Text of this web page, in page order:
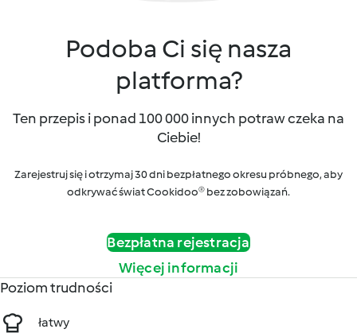
Podoba Ci się nasza
platforma?
Ten przepis i ponad 100 000 innych potraw czeka na
Ciebie!
Zarejestruj się i otrzymaj 30 dni bezpłatnego okresu próbnego, aby
odkrywać świat Cookidoo® bez zobowiązań.
Bezpłatna rejestracja
Więcej informacji
Poziom trudności
łatwy